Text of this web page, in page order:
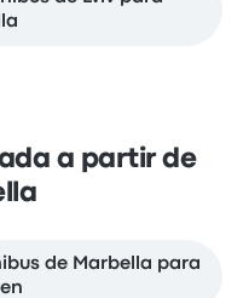
a partir de
de Marbella para